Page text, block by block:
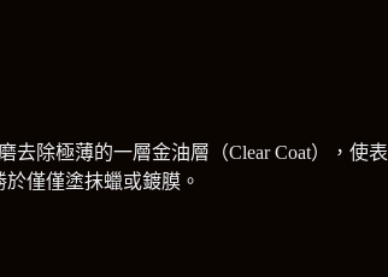
除極薄的一層金油層（Clear Coat），使
僅僅塗抹蠟或鍍膜。